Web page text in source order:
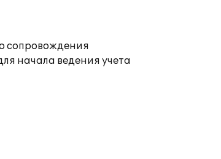
сопровождения
начала ведения учета